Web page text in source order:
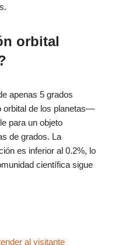
orbital
apenas 5 grados
orbital de los planetas—
para un objeto
de grados. La
es inferior al 0.2%, lo
científica sigue
al visitante